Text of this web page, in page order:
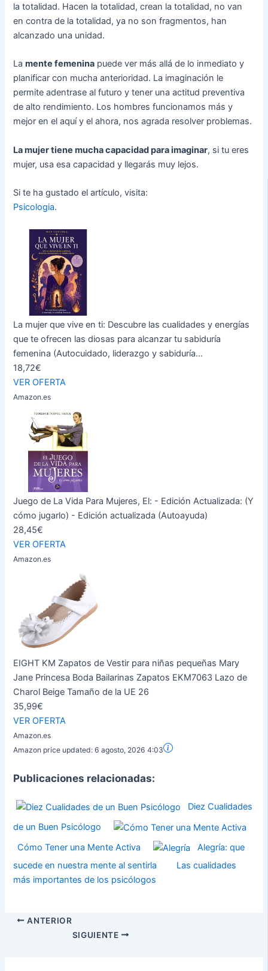
la totalidad. Hacen la totalidad, crean la totalidad, no van
en contra de la totalidad, ya no son fragmentos, han
alcanzado una unidad.
Lamente femenina puede ver más allá de lo inmediato y
planificar con mucha anterioridad. La imaginación le
permite adentrase al futuro y tener una actitud preventiva
de alto rendimiento. Los hombres funcionamos más y
mejor en el aquí y el ahora, nos agrada resolver problemas.
La mujer tiene mucha capacidad para imaginar, si tu eres
mujer, usa esa capacidad y llegarás muy lejos.
Si te ha gustado el artículo, visita:
Psicologia.
La mujer que vive en ti: Descubre las cualidades y energías
que te ofrecen las diosas para alcanzar tu sabiduría
femenina (Autocuidado, liderazgo y sabiduría...
18,72€
VER OFERTA
Amazon.es
Juego de La Vida Para Mujeres, El: - Edición Actualizada: (Y
cómo jugarlo) - Edición actualizada (Autoayuda)
28,45€
VER OFERTA
Amazon.es
EIGHT KM Zapatos de Vestir para niñas pequeñas Mary
Jane Princesa Boda Bailarinas Zapatos EKM7063 Lazo de
Charol Beige Tamaño de la UE 26
35,99€
VER OFERTA
Amazon.es
Amazon price updated:6 agosto, 2026 4:03
Publicaciones relacionadas:
Diez Cualidades
de un Buen Psicólogo
Cómo Tener una Mente Activa
Alegría: que
sucede en nuestra mente al sentirla
Las cualidades
más importantes de los psicólogos
ANTERIOR
SIGUIENTE